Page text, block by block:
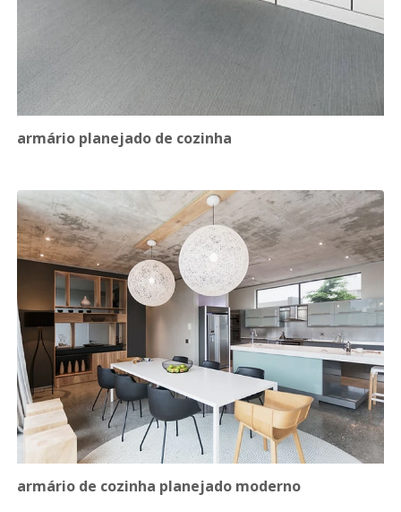
armário planejado de cozinha
armário de cozinha planejado moderno